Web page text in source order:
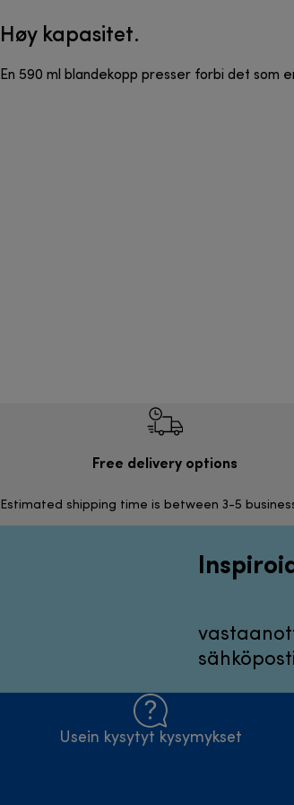
Høy kapasitet.
En 590 ml blandekopp presser forbi det som
Free delivery options
Estimated shipping time is between 3-5
Usein kysytyt kysymykset